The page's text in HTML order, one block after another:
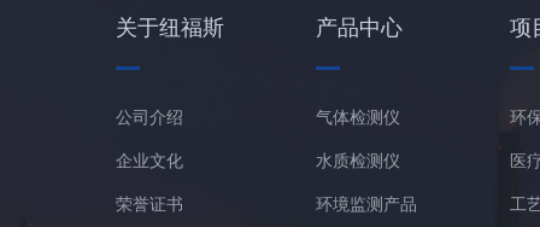
关于纽福斯
公司介绍
企业文化
荣誉证书
产品中心
气体检测仪
水质检测仪
环境监测产品
项
环
医
工